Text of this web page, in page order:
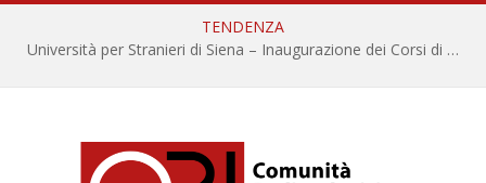
TENDENZA
Università per Stranieri di Siena – Inaugurazione dei Corsi di Lingua e Cultura Italiana, 109a annata